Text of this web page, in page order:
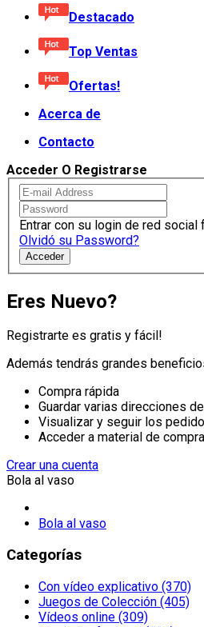
Destacado
Top Ventas
Ofertas!
Acerca de
Contacto
Acceder O Registrarse
Entrar con su login de red social
Olvidó su Password?
Acceder
Eres Nuevo?
Registrarte es gratis y fácil!
Además tendrás grandes
Compra rápida
Guardar varias direcciones
Visualizar y seguir los
Acceder a material de
Crear una cuenta
Bola al vaso
Bola al vaso
Categorías
Con vídeo explicativo (370)
Juegos de Colección (405)
Vídeos online (309)